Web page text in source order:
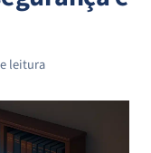
leitura